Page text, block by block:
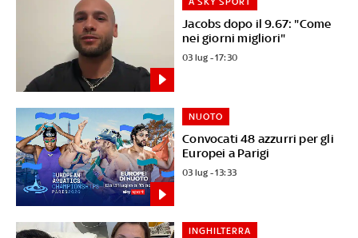
Jacobs dopo il 9.67: "Come
nei giorni migliori"
03 lug - 17:30
Convocati 48 azzurri per gli
Europei a Parigi
NUOTO
03 lug - 13:33
INGHILTERRA